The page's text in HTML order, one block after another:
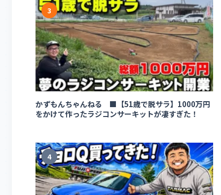
3
かずもんちゃんねる ■【51歳で脱サラ】1000万円
をかけて作ったラジコンサーキットが凄すぎた！
4